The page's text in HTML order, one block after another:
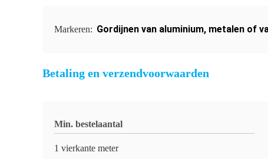
Markeren: Gordijnen van aluminium, metalen of
Betaling en verzendvoorwaarden
Min. bestelaantal
1 vierkante meter